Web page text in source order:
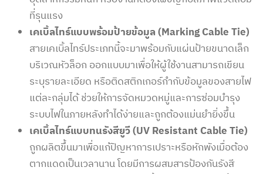
ที่รุนแรง
เคเบิ้ลไทร์แบบพร้อมป้ายข้อมูล (Marking Cable Tie)
สายเคเบิ้ลไทร์ประเภทนี้จะมาพร้อมกับแผ่นป้ายขนาดเล็ก
บริเวณหัวล็อก ออกแบบมาเพื่อให้ผู้ใช้งานสามารถเขียน
ระบุรายละเอียด หรือติดสติกเกอร์กำกับข้อมูลของสายไฟ
แต่ละกลุ่มได้ ช่วยให้การจัดหมวดหมู่และการซ่อมบำรุง
ระบบไฟในภายหลังทำได้ง่ายและถูกต้องแม่นยำยิ่งขึ้น
เคเบิ้ลไทร์แบบทนรังสียูวี (UV Resistant Cable Tie)
ถูกผลิตขึ้นมาเพื่อแก้ปัญหาการเปราะหรือหักพังเมื่อต้อง
ตากแดดเป็นเวลานาน โดยมีการผสมสารป้องกันรังสี